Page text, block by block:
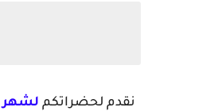
نقدم لحضراتكم لشهر 6 - 2026